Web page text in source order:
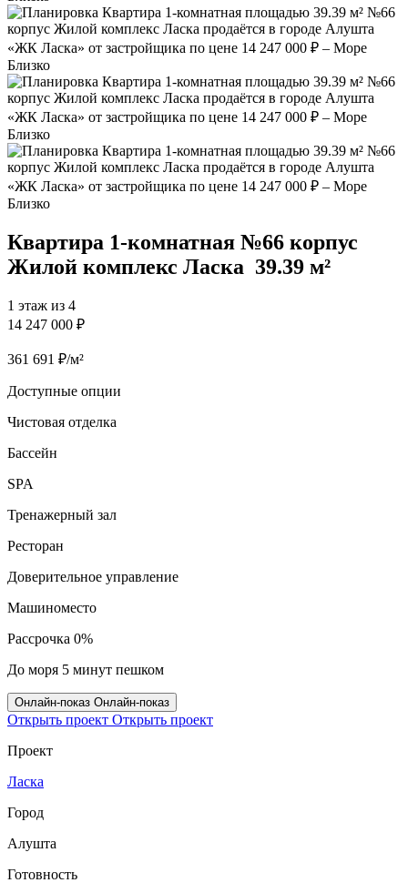
Квартира 1‑комнатная №66 корпус
Жилой комплекс Ласка 39.39 м²
1 этаж из 4
14 247 000 ₽
361 691 ₽/м²
Доступные опции
Чистовая отделка
Бассейн
SPA
Тренажерный зал
Ресторан
Доверительное управление
Машиноместо
Рассрочка 0%
До моря 5 минут пешком
Онлайн‑показ Онлайн‑показ
Открыть проект Открыть проект
Проект
Ласка
Город
Алушта
Готовность